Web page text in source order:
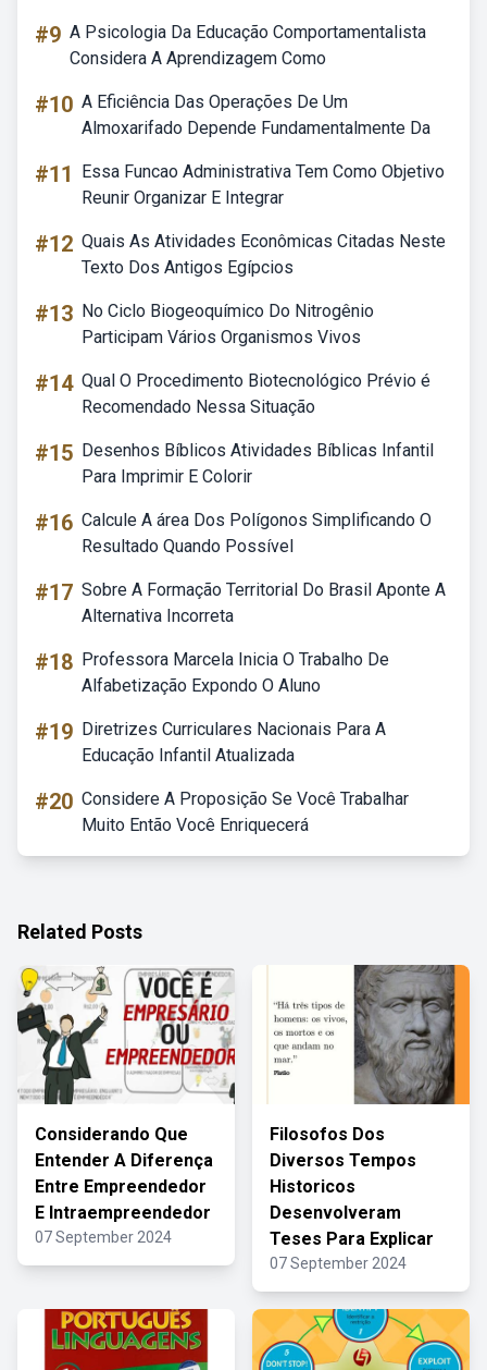
#9 A Psicologia Da Educação Comportamentalista
Considera A Aprendizagem Como
#10 A Eficiência Das Operações De Um
Almoxarifado Depende Fundamentalmente Da
#11
Essa Funcao Administrativa Tem Como Objetivo
Reunir Organizar E Integrar
#12 Quais As Atividades Econômicas Citadas Neste
Texto Dos Antigos Egípcios
#13 No Ciclo Biogeoquímico Do Nitrogênio
Participam Vários Organismos Vivos
#14 Qual O Procedimento Biotecnológico Prévio é
Recomendado Nessa Situação
#15 Desenhos Bíblicos Atividades Bíblicas Infantil
Para Imprimir E Colorir
#16 Calcule A área Dos Polígonos Simplificando O
Resultado Quando Possível
#17 Sobre A Formação Territorial Do Brasil Aponte A
Alternativa Incorreta
#18 Professora Marcela Inicia O Trabalho De
Alfabetização Expondo O Aluno
#19 Diretrizes Curriculares Nacionais Para A
Educação Infantil Atualizada
#20 Considere A Proposição Se Você Trabalhar
Muito Então Você Enriquecerá
Related Posts
Considerando Que
Entender A Diferença
Entre Empreendedor
E Intraempreendedor
07 September 2024
Filosofos Dos
Diversos Tempos
Historicos
Desenvolveram
Teses Para Explicar
07 September 2024